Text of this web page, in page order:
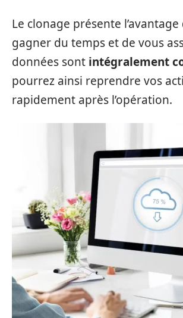
Le clonage présente
gagner du temps et de vous
données sont intégralement
pourrez ainsi reprendre vos
rapidement après l’opération.